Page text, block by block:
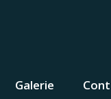
Galerie